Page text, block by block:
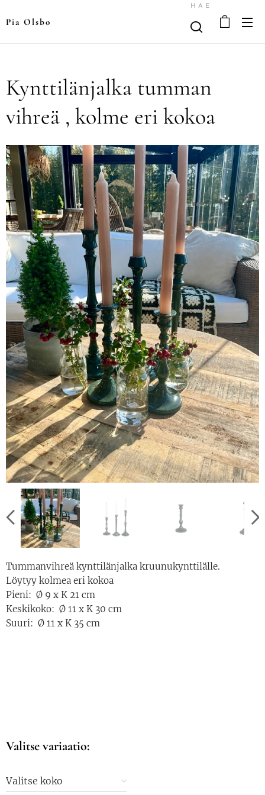
Pia Olsbo
HAE
Kynttilänjalka tumman
vihreä , kolme eri kokoa
Tummanvihreä kynttilänjalka kruunukynttilälle.
Löytyy kolmea eri kokoa
Pieni: Ø 9 x K 21 cm
Keskikoko: Ø 11 x K 30 cm
Suuri: Ø 11 x K 35 cm
Valitse variaatio:
Valitse koko